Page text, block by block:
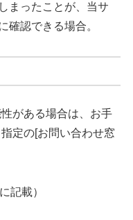
まったことが、当サ
確認できる場合。
がある場合は、お手
定の[お問い合わせ窓
記載）